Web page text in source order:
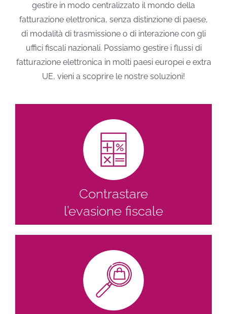
gestire in modo centralizzato il mondo della
fatturazione elettronica, senza distinzione di paese,
di modalità di trasmissione o di interazione con gli
uffici fiscali nazionali. Possiamo gestire i flussi di
fatturazione elettronica in molti paesi europei e extra
UE, vieni a scoprire le nostre soluzioni!
Contrastare
l’evasione fiscale